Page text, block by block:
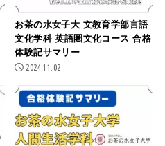
お茶の水女子大 文教育学部言語
文化学科 英語圏文化コース 合格
体験記サマリー
2024.11.02